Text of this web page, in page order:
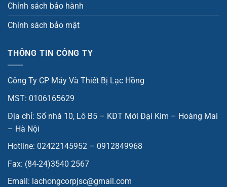
Chính sách bảo hành
Chính sách bảo mật
THÔNG TIN CÔNG TY
Công Ty CP Máy Và Thiết Bị Lạc Hồng
MST: 0106165629
Địa chỉ: Số nhà 10, Lô B5 – KĐT Mới Đại Kim – Hoàng Mai
– Hà Nội
Hotline: 02422145952 – 0912849968
Fax: (84-24)3540 2567
Email: lachongcorpjsc@gmail.com